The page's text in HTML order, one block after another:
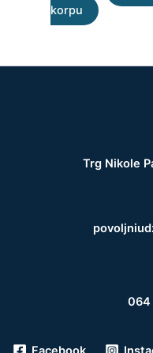
korpu
Trg Nikole
064